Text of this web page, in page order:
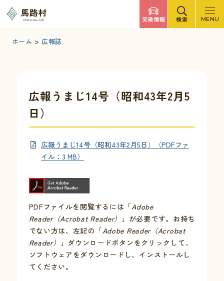
馬路村
UMAJI VILLAGE 交通情報 検索 MENU
ホーム > 広報誌
広報うまじ14号（昭和43年2月5
日）
広報うまじ14号（昭和43年2月5日）（PDFファ
イル：3 MB）
PDFファイルを閲覧するには「Adobe
Reader（Acrobat Reader） 」が必要です。お持ち
でない方は、左記の「Adobe Reader（Acrobat
Reader） 」ダウンロードボタンをクリックして、
ソフトウェアをダウンロードし、インストールし
てください。
観光・イベント
移住・定住
ふるさと納税
お問い合わせ
文字サイズ